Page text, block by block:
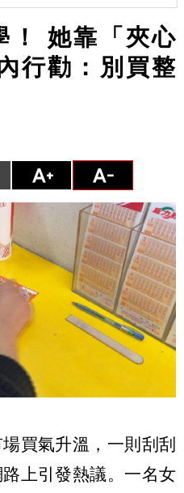
！ 她靠「夾心
行勸：別買整
買氣升溫，一則刮刮
上引發熱議。一名女